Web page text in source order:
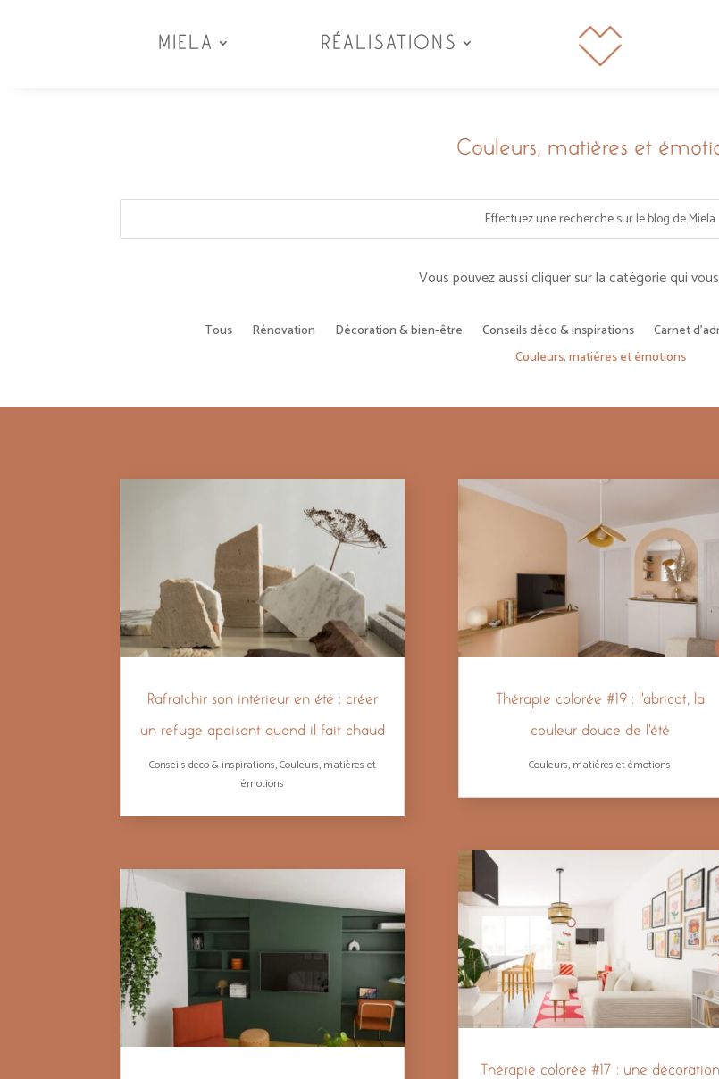
MIELA RÉALISATIONS
Couleurs, matières et
Vous pouvez aussi cliquer sur la catégorie qui
Tous Rénovation Décoration & bien-être Conseils déco & inspirations Carnet
Couleurs, matières et émotions
Rafraîchir son intérieur en été : créer
un refuge apaisant quand il fait chaud
Conseils déco & inspirations,Couleurs, matières et
émotions
Thérapie colorée #19 : l’abricot, la
couleur douce de l’été
Couleurs, matières et émotions
Thérapie colorée #17 : une décoration